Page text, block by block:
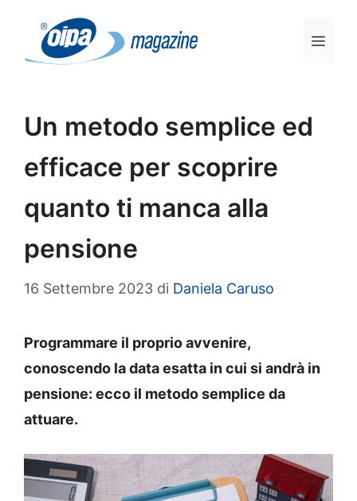
contenuto
Un metodo semplice ed
efficace per scoprire
quanto ti manca alla
pensione
16 Settembre 2023 di Daniela Caruso
Programmare il proprio avvenire,
conoscendo la data esatta in cui si andrà in
pensione: ecco il metodo semplice da
attuare.